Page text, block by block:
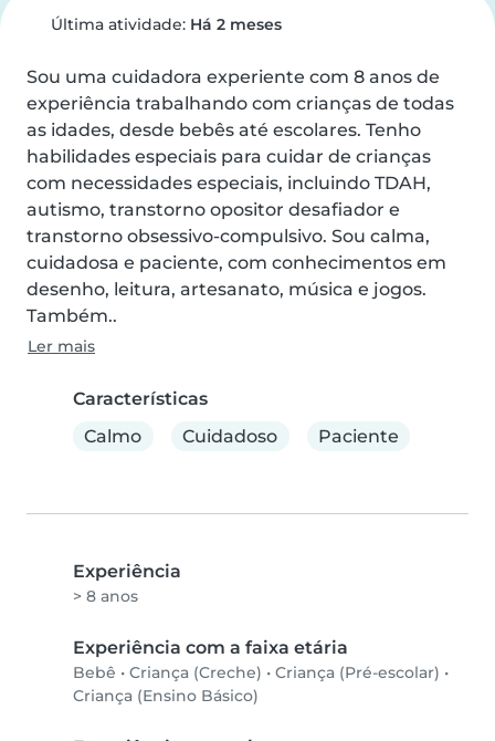
Última atividade: Há 2 meses
Sou uma cuidadora experiente com 8 anos de
experiência trabalhando com crianças de todas
as idades, desde bebês até escolares. Tenho
habilidades especiais para cuidar de crianças
com necessidades especiais, incluindo TDAH,
autismo, transtorno opositor desafiador e
transtorno obsessivo-compulsivo. Sou calma,
cuidadosa e paciente, com conhecimentos em
desenho, leitura, artesanato, música e jogos.
Também..
Ler mais
Características
Calmo
Cuidadoso Paciente
Experiência
> 8 anos
Experiência com a faixa etária
Bebê • Criança (Creche) • Criança (Pré-escolar) •
Criança (Ensino Básico)